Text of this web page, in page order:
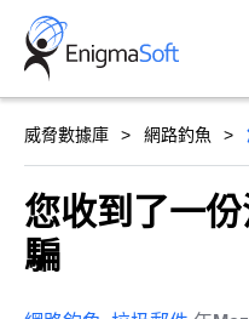
Skip
content
威脅數據庫 網路釣魚
您收到了一
騙